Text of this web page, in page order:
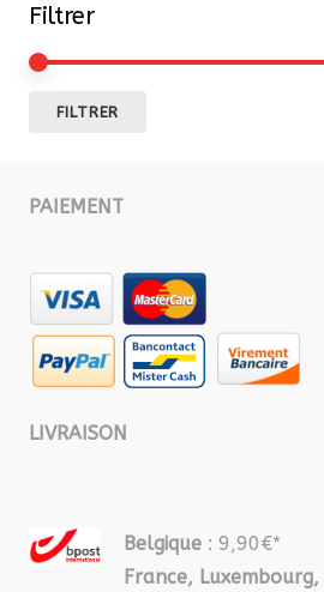
Filtrer
FILTRER
PAIEMENT
LIVRAISON
Belgique : 9,90€*
France,